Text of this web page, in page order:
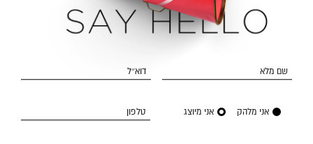
שם מלא דוא״ל
אני מלהק אני מיוצג טלפון